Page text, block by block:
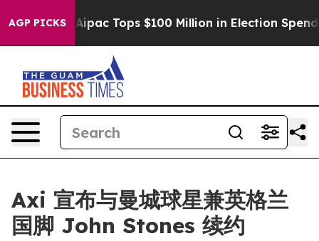
AGP PICKS
her Aipac Tops $100 Million in Election
Axi 宣布与曼城球星兼英格兰
国脚 John Stones 续约